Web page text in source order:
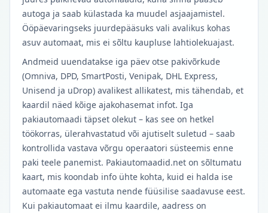
autoga ja saab külastada ka muudel asjaajamistel.
Ööpäevaringseks juurdepääsuks vali avalikus kohas
asuv automaat, mis ei sõltu kaupluse lahtiolekuajast.
Andmeid uuendatakse iga päev otse pakivõrkude
(Omniva, DPD, SmartPosti, Venipak, DHL Express,
Unisend ja uDrop) avalikest allikatest, mis tähendab, et
kaardil näed kõige ajakohasemat infot. Iga
pakiautomaadi täpset olekut – kas see on hetkel
töökorras, ülerahvastatud või ajutiselt suletud – saab
kontrollida vastava võrgu operaatori süsteemis enne
paki teele panemist. Pakiautomaadid.net on sõltumatu
kaart, mis koondab info ühte kohta, kuid ei halda ise
automaate ega vastuta nende füüsilise saadavuse eest.
Kui pakiautomaat ei ilmu kaardile, aadress on